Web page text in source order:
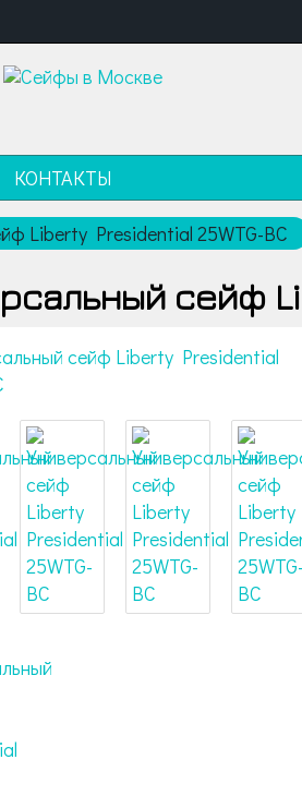
КОНТАКТЫ
Liberty Presidential 25WTG-BC
сейф